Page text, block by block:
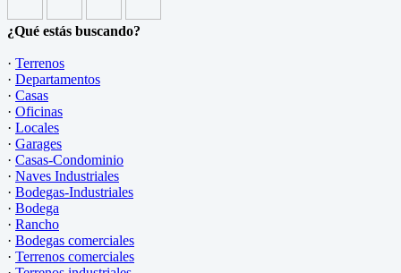
¿Qué estás buscando?
· Terrenos
· Departamentos
· Casas
· Oficinas
· Locales
· Garages
· Casas-Condominio
· Naves Industriales
· Bodegas-Industriales
· Bodega
· Rancho
· Bodegas comerciales
· Terrenos comerciales